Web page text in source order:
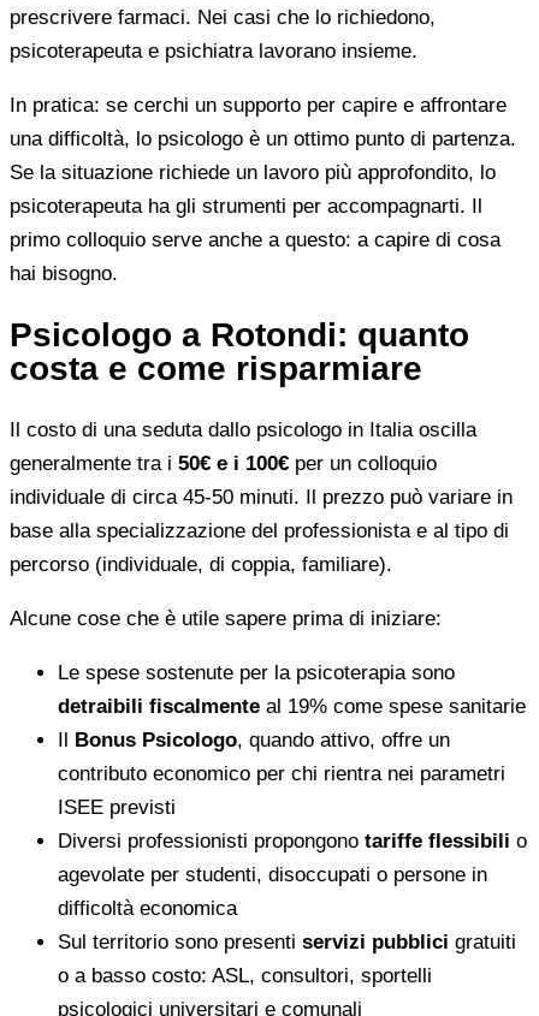
prescrivere farmaci. Nei casi che lo richiedono,
psicoterapeuta e psichiatra lavorano insieme.
In pratica: se cerchi un supporto per capire e affrontare
una difficoltà, lo psicologo è un ottimo punto di partenza.
Se la situazione richiede un lavoro più approfondito, lo
psicoterapeuta ha gli strumenti per accompagnarti. Il
primo colloquio serve anche a questo: a capire di cosa
hai bisogno.
Psicologo a Rotondi: quanto
costa e come risparmiare
Il costo di una seduta dallo psicologo in Italia oscilla
generalmente tra i 50€ e i 100€ per un colloquio
individuale di circa 45-50 minuti. Il prezzo può variare in
base alla specializzazione del professionista e al tipo di
percorso (individuale, di coppia, familiare).
Alcune cose che è utile sapere prima di iniziare:
Le spese sostenute per la psicoterapia sono
detraibili fiscalmente al 19% come spese sanitarie
Il Bonus Psicologo, quando attivo, offre un
contributo economico per chi rientra nei parametri
ISEE previsti
Diversi professionisti propongono tariffe flessibili o
agevolate per studenti, disoccupati o persone in
difficoltà economica
Sul territorio sono presenti servizi pubblici gratuiti
o a basso costo: ASL, consultori, sportelli
psicologici universitari e comunali